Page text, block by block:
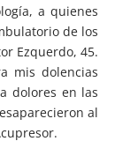
a quienes
de los
Ezquerdo, 45.
mis dolencias
dolores en las
al